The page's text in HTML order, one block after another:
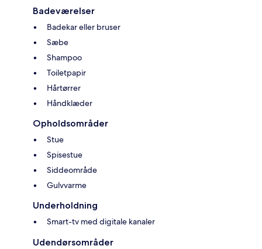
Badeværelser
Badekar eller bruser
Sæbe
Shampoo
Toiletpapir
Hårtørrer
Håndklæder
Opholdsområder
Stue
Spisestue
Siddeområde
Gulvvarme
Underholdning
Smart-tv med digitale kanaler
Udendørsområder